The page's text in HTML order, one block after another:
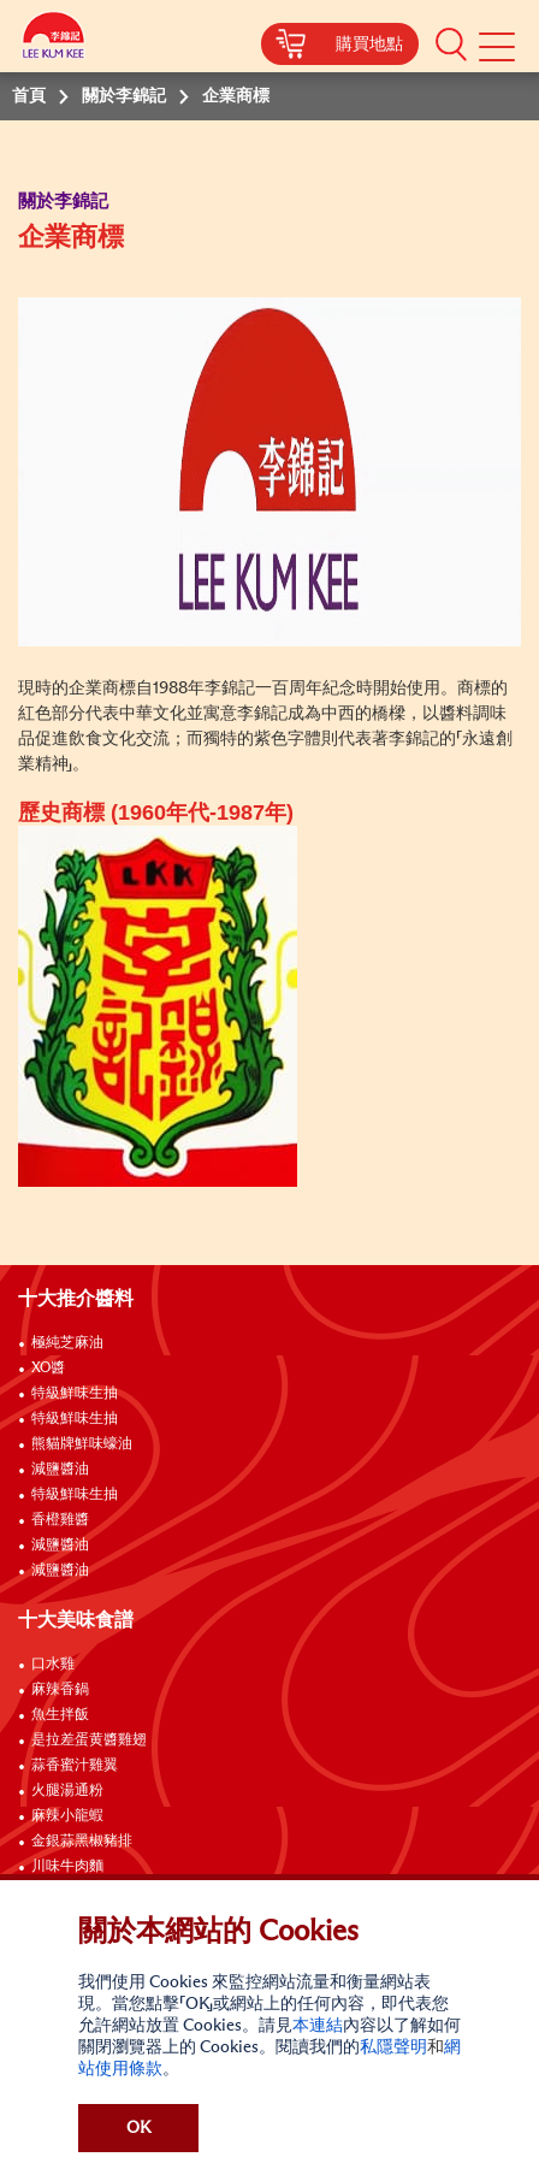
購買地點
Mobile
Menu
首頁
關於李錦記 企業商標
關於李錦記
企業商標
現時的企業商標自1988年李錦記一百周年紀念時開始使用。商標的
紅色部分代表中華文化並寓意李錦記成為中西的橋樑，以醬料調味
品促進飲食文化交流；而獨特的紫色字體則代表著李錦記的「永遠創
業精神」。
歷史商標 (1960年代-1987年)
十大推介醬料
極純芝麻油
XO醬
特級鮮味生抽
特級鮮味生抽
熊貓牌鮮味蠔油
減鹽醬油
特級鮮味生抽
香橙雞醬
減鹽醬油
減鹽醬油
十大美味食譜
口水雞
麻辣香鍋
魚生拌飯
是拉差蛋黄醬雞翅
蒜香蜜汁雞翼
火腿湯通粉
麻辣小龍蝦
金銀蒜黑椒豬排
川味牛肉麵
聯絡我們
網站使用條款
關於本網站的 Cookies
我們使用 Cookies 來監控網站流量和衡量網站表
現。當您點擊「OK」或網站上的任何內容，即代表您
允許網站放置 Cookies。請見本連結內容以了解如何
關閉瀏覽器上的 Cookies。閱讀我們的私隱聲明和網
站使用條款。
OK